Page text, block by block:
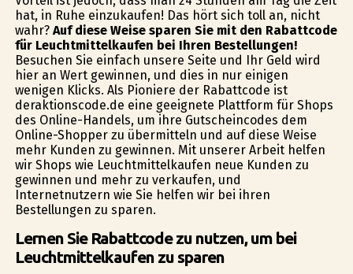
hat, in Ruhe einzukaufen! Das hört sich toll an, nicht
wahr? Auf diese Weise sparen Sie mit den Rabattcode
für Leuchtmittelkaufen bei Ihren Bestellungen!
Besuchen Sie einfach unsere Seite und Ihr Geld wird
hier an Wert gewinnen, und dies in nur einigen
wenigen Klicks. Als Pioniere der Rabattcode ist
deraktionscode.de eine geeignete Plattform für Shops
des Online-Handels, um ihre Gutscheincodes dem
Online-Shopper zu übermitteln und auf diese Weise
mehr Kunden zu gewinnen. Mit unserer Arbeit helfen
wir Shops wie Leuchtmittelkaufen neue Kunden zu
gewinnen und mehr zu verkaufen, und
Internetnutzern wie Sie helfen wir bei ihren
Bestellungen zu sparen.
Lernen Sie Rabattcode zu nutzen, um bei
Leuchtmittelkaufen zu sparen